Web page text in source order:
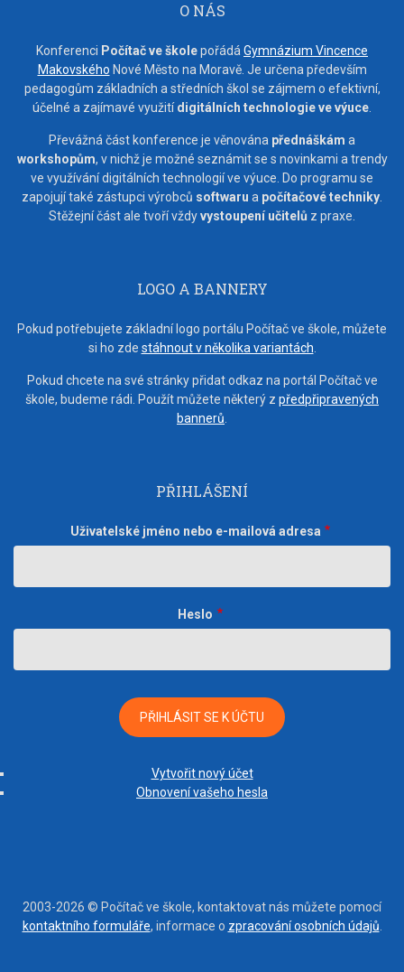
O NÁS
Konferenci Počítač ve školepořádá Gymnázium Vincence
Makovského Nové Město na Moravě. Je určena především
pedagogům základních a středních škol se zájmem o efektivní,
účelné a zajímavé využitídigitálních technologie ve výuce
Převážná část konference je věnována přednáškám a
workshopům, v nichž je možné seznámit se s novinkami a trendy
ve využívání digitálních technologií ve výuce. Do programu se
zapojují také zástupci výrobců softwaru a počítačové techniky
Stěžejní část ale tvoří vždyvystoupení učitelů z praxe.
LOGO A BANNERY
Pokud potřebujete základní logo portálu Počítač ve škole, můžete
si ho zde stáhnout v několika variantách
Pokud chcete na své stránky přidat odkaz na portál Počítač ve
škole, budeme rádi. Použít můžete některý z předpřipravených
bannerů
PŘIHLÁŠENÍ
Uživatelské jméno nebo e-mailová adresa
Heslo
Vytvořit nový účet
Obnovení vašeho hesla
2003-2026 © Počítač ve škole, kontaktovat nás můžete pomocí
kontaktního formuláře, informace o zpracování osobních údajů